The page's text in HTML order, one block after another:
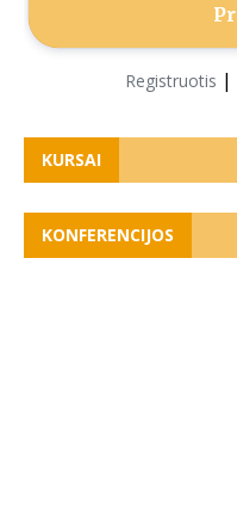
Registruotis |
KURSAI
KONFERENCIJOS